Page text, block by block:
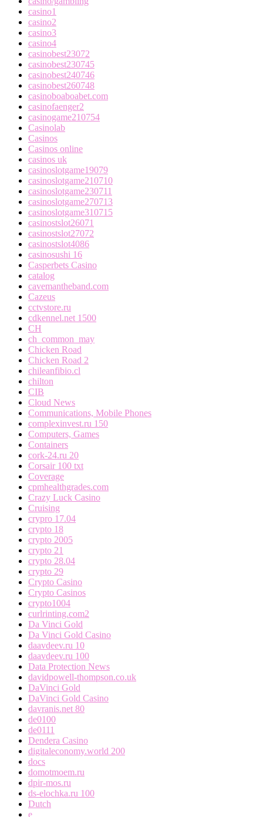
casino1
casino2
casino3
casino4
casinobest23072
casinobest230745
casinobest240746
casinobest260748
casinoboaboabet.com
casinofaenger2
casinogame210754
Casinolab
Casinos
Casinos online
casinos uk
casinoslotgame19079
casinoslotgame210710
casinoslotgame230711
casinoslotgame270713
casinoslotgame310715
casinostslot26071
casinostslot27072
casinostslot4086
casinosushi 16
Casperbets Casino
catalog
cavemantheband.com
Cazeus
cctvstore.ru
cdkennel.net 1500
CH
ch_common_may
Chicken Road
Chicken Road 2
chileanfibio.cl
chilton
CIB
Cloud News
Communications, Mobile Phones
complexinvest.ru 150
Computers, Games
Containers
cork-24.ru 20
Corsair 100 txt
Coverage
cpmhealthgrades.com
Crazy Luck Casino
Cruising
crypro 17.04
crypto 18
crypto 2005
crypto 21
crypto 28.04
crypto 29
Crypto Casino
Crypto Casinos
crypto1004
curlrinting.com2
Da Vinci Gold
Da Vinci Gold Casino
daavdeev.ru 10
daavdeev.ru 100
Data Protection News
davidpowell-thompson.co.uk
DaVinci Gold
DaVinci Gold Casino
davranis.net 80
de0100
de0111
Dendera Casino
digitaleconomy.world 200
docs
domotmoem.ru
dpir-mos.ru
ds-elochka.ru 100
Dutch
e